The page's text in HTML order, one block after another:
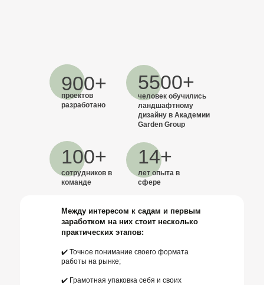
900+
проектов
разработано
лет опыта в
сфере
5500+
человек обучились
ландшафтному
дизайну в Академии
Garden Group
сотрудников в
команде
14+
Между интересом к садам и первым
заработком на них стоит несколько
практических этапов:
✔️ Точное понимание своего формата
работы на рынке;
✔️ Грамотная упаковка себя и своих
100+